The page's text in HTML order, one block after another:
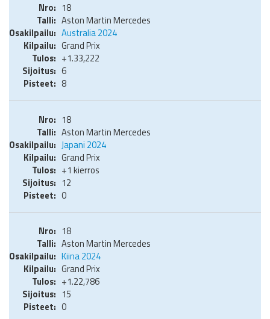
18
Aston Martin Mercedes
Australia 2024
Grand Prix
+1.33,222
6
8
18
Aston Martin Mercedes
Japani 2024
Grand Prix
+1 kierros
12
0
18
Aston Martin Mercedes
Kiina 2024
Grand Prix
+1.22,786
15
0